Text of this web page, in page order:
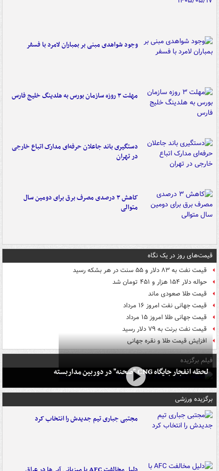
وجود شواهدی مبنی بر بمباران لامرد با فسفر
مهلت ۳ روزه سازمان بورس به هلدینگ خلیج فارس
دستگیری باند جاعلان حرفه‌ای مدارک اتباع خارجی
در تهران
کاهش ۳ درصدی مصرف برق برای دومین سال
متوالی
قیمت‌های روز در یک نگاه
قیمت نفت به ۸۳ دلار و ۵۵ سنت در هر بشکه رسید
حواله دلار ۱۵۴ هزار و ۴۵۱ تومان شد
قیمت طلا صعودی ماند
قیمت جهانی نفت امروز ۱۶ مرداد
قیمت جهانی طلا امروز ۱۵ مرداد
قیمت نفت برنت به ۷۹ دلار رسید
افزایش قیمت طلا و نقره جهانی
فیلم برگزیده
لحظه انفجار جایگاه CNG "صحنه" در دوربین مداربسته
برگزیده ورزشی
مجتبی جباری تیم جدیدش را انتخاب کرد